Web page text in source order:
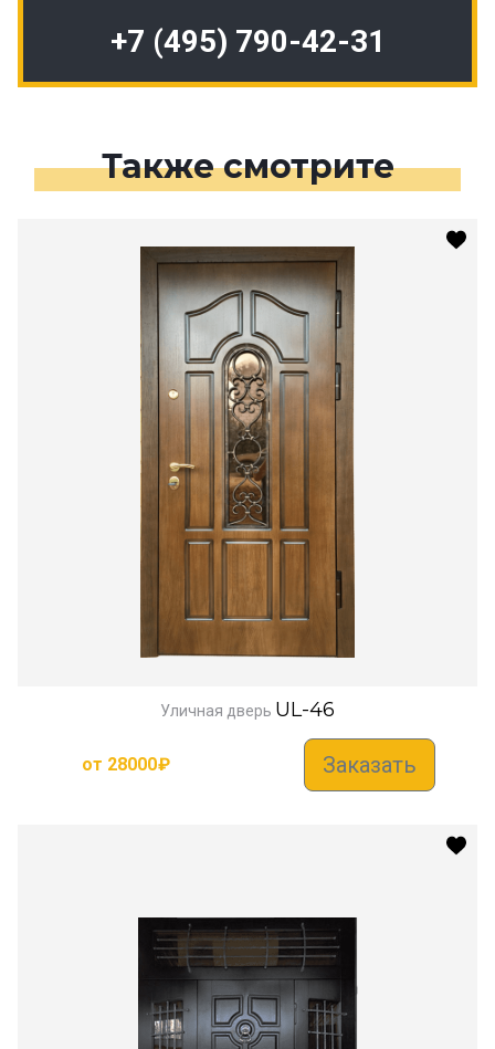
+7 (495) 790-42-31
Также смотрите
Уличная дверь UL-46
от 28000₽ Заказать